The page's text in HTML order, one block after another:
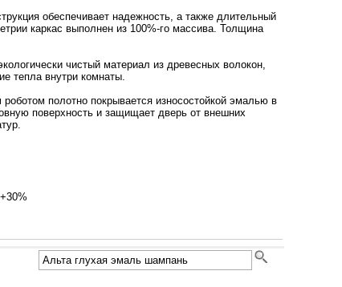
обеспечивает надежность, а также длительный
каркас выполнен из 100%-го массива. Толщина
чистый материал из древесных волокон,
тепла внутри комнаты.
полотно покрывается износостойкой эмалью в
поверхность и защищает дверь от внешних